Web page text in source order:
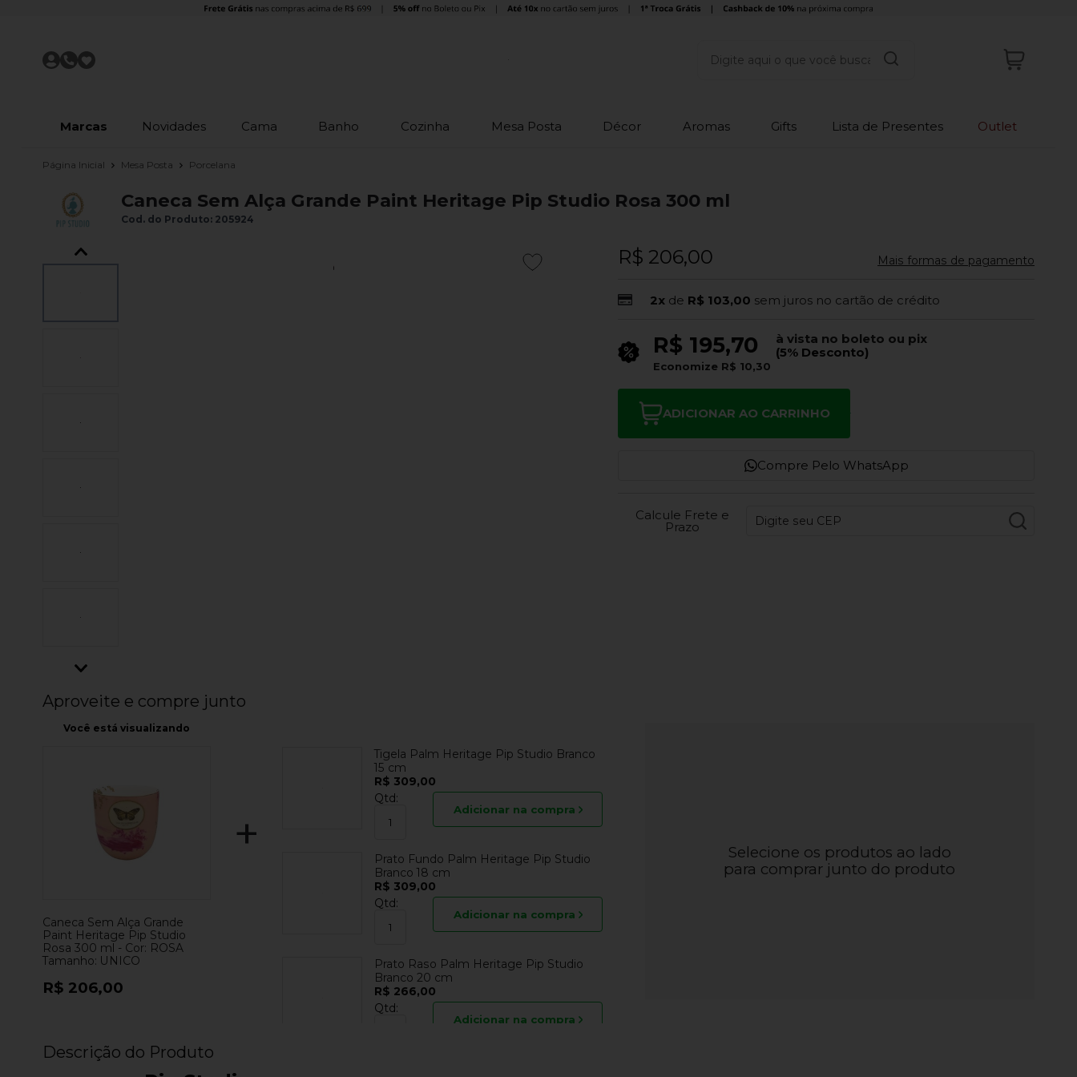
Marcas Novidades Cama Banho Cozinha Mesa Posta Décor Aromas Gifts Lista de Presentes Outlet
Página Inicial Mesa Posta Porcelana
Caneca Sem Alça Grande Paint Heritage Pip Studio Rosa 300 ml
Cod. do Produto: 205924
R$ 206,00 Mais formas de pagamento
2x de R$ 103,00 sem juros no cartão de crédito
R$ 195,70
à vista no boleto ou pix
(5% Desconto)
Economize R$ 10,30
ADICIONAR AO CARRINHO
Compre Pelo WhatsApp
Calcule Frete e
Prazo
Aproveite e compre junto
Você está visualizando
Caneca Sem Alça Grande
Paint Heritage Pip Studio
Rosa 300 ml - Cor: ROSA
Tamanho: UNICO
R$ 206,00
+
Tigela Palm Heritage Pip Studio Branco
15 cm
R$ 309,00
Qtd:
Adicionar na compra
Prato Fundo Palm Heritage Pip Studio
Branco 18 cm
R$ 309,00
Qtd:
Adicionar na compra
Prato Raso Palm Heritage Pip Studio
Branco 20 cm
R$ 266,00
Qtd:
Adicionar na compra
Selecione os produtos ao lado
para comprar junto do produto
Descrição do Produto